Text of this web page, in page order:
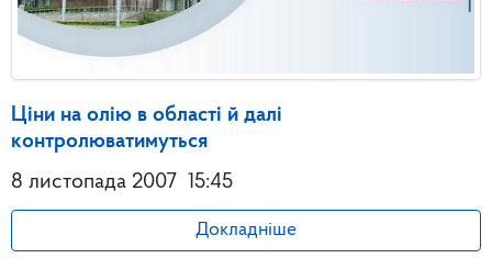
Ціни на олію в області й далі
контролюватимуться
8 листопада 2007 15:45
Докладніше